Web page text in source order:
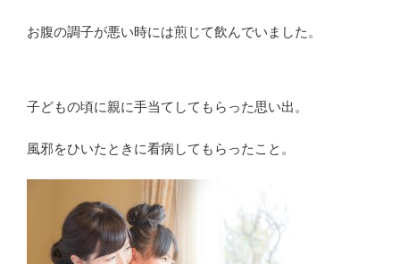
お腹の調子が悪い時には煎じて飲んでいました。
子どもの頃に親に手当てしてもらった思い出。
風邪をひいたときに看病してもらったこと。